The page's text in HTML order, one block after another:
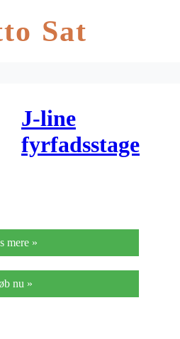
Sat
J-line
fyrfadsstage
cm)
mere »
nu »